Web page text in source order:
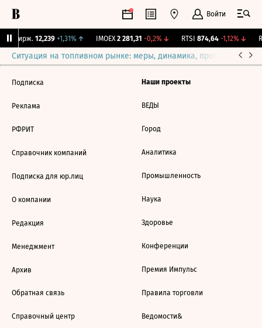
Войти
Бирж. 12,239 +1,31%↑ IMOEX 2 281,31 -0,2%↓ RTSI 874,64 -1,12%↓
Ситуация на топливном рынке: меры, динамика, прогнозы
Подписка
Реклама
РФРИТ
Справочник компаний
Подписка для юр.лиц
О компании
Редакция
Менеджмент
Архив
Обратная связь
Справочный центр
Наши проекты
ВЕДЫ
Город
Аналитика
Промышленность
Наука
Здоровье
Конференции
Премия Импульс
Правила торговли
Ведомости&